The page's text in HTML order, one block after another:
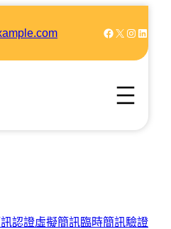
Facebook X Instagram LinkedIn
認證虛擬簡訊臨時簡訊驗證